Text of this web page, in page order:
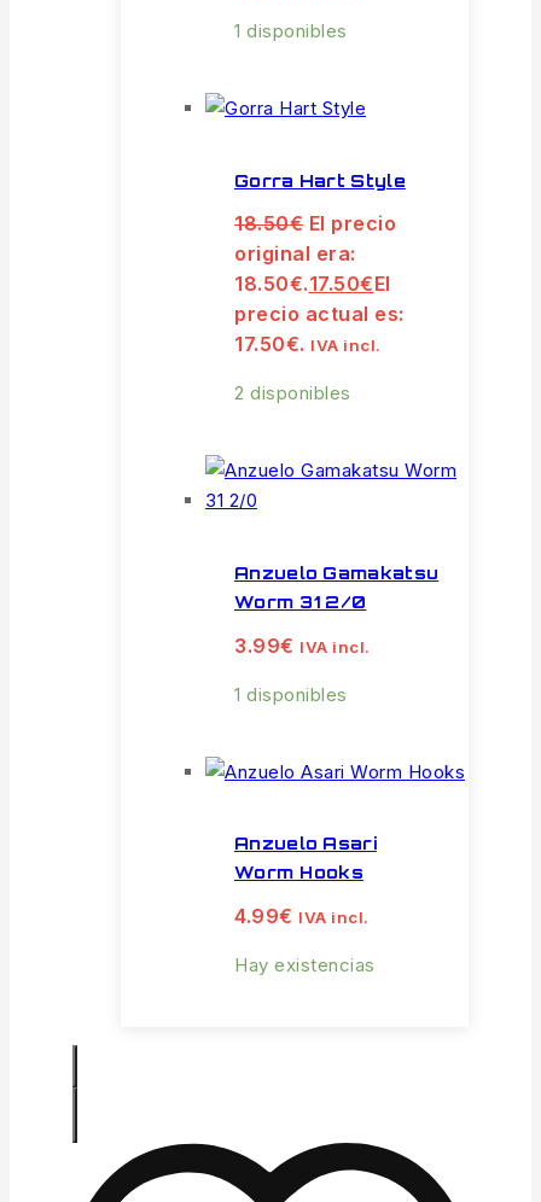
1 disponibles
Gorra Hart Style
18.50€ El precio
original era:
18.50€.17.50€El
precio actual es:
17.50€. IVA incl.
2 disponibles
Anzuelo Gamakatsu
Worm 31 2/0
3.99€ IVA incl.
1 disponibles
Anzuelo Asari
Worm Hooks
4.99€ IVA incl.
Hay existencias